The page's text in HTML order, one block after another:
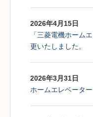
2026年4月15日
「三菱電機ホーム
更いたしました。
2026年3月31日
ホームエレベータ